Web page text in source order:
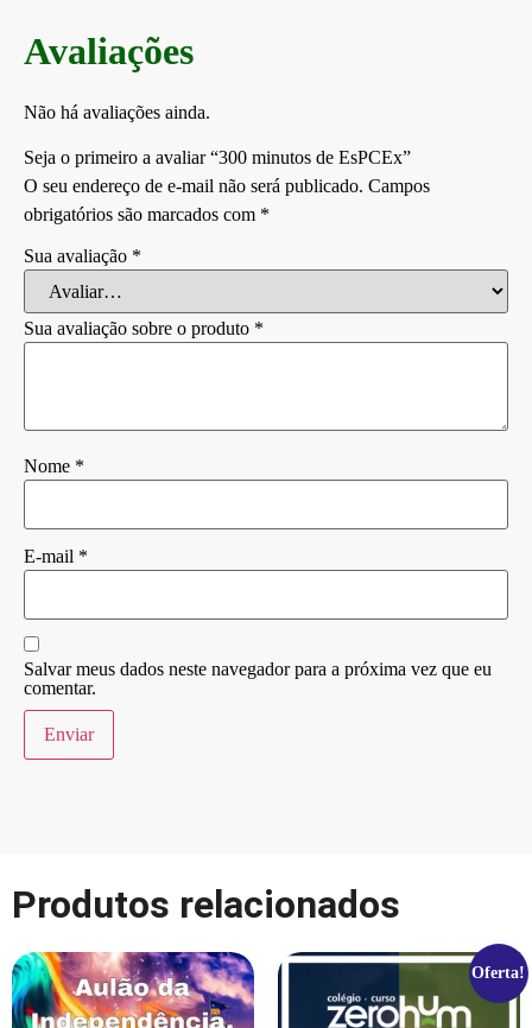
Avaliações
Não há avaliações ainda.
Seja o primeiro a avaliar “300 minutos de EsPCEx”
O seu endereço de e-mail não será publicado. Campos
obrigatórios são marcados com *
Sua avaliação *
Sua avaliação sobre o produto *
Nome *
E-mail *
Salvar meus dados neste navegador para a próxima vez que eu
comentar.
Produtos relacionados
Oferta!